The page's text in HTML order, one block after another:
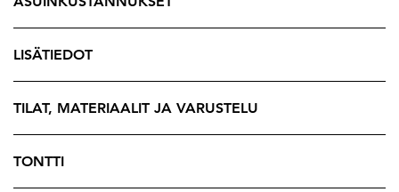
sisäpihalle.
Taloyhtiötä on hoidettu suunnitelmallisesti,
putkiremontti on tehty 2016, katto uusittu 2017, hissit
rakennettu 2018 sekä pihapiiri kunnostettu 2019.
Yhtiövastike on varsin maltillinen, vain 4,50€/m².
Taloyhtiö sijaitsee heti Korkeavuorenkadun vieressä ja
LISÄTIEDOT
TILAT, MATERIAALIT JA VARUSTELU
TONTTI